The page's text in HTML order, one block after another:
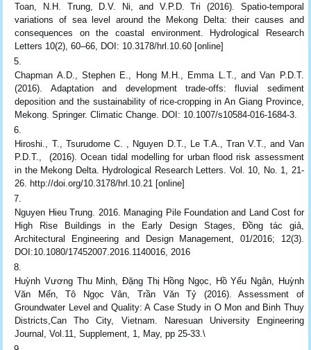
Toan, N.H. Trung, D.V. Ni, and V.P.D. Tri (2016). Spatio-temporal
variations of sea level around the Mekong Delta: their causes and
consequences on the coastal environment. Hydrological Research
Letters 10(2), 60–66, DOI: 10.3178/hrl.10.60 [online]
Chapman A.D., Stephen E., Hong M.H., Emma L.T., and Van P.D.T.
(2016). Adaptation and development trade-offs: fluvial sediment
deposition and the sustainability of rice-cropping in An Giang Province,
Mekong. Springer. Climatic Change. DOI: 10.1007/s10584-016-1684-3.
Hiroshi., T., Tsurudome C. , Nguyen D.T., Le T.A., Tran V.T., and Van
P.D.T., (2016). Ocean tidal modelling for urban flood risk assessment
in the Mekong Delta. Hydrological Research Letters. Vol. 10, No. 1, 21-
26. http://doi.org/10.3178/hrl.10.21 [online]
Nguyen Hieu Trung. 2016. Managing Pile Foundation and Land Cost for
High Rise Buildings in the Early Design Stages, Đồng tác giả,
Architectural Engineering and Design Management, 01/2016; 12(3).
DOI:10.1080/17452007.2016.1140016, 2016
Huỳnh Vương Thu Minh, Đặng Thị Hồng Ngọc, Hồ Yếu Ngân, Huỳnh
Văn Mến, Tô Ngọc Vân, Trần Văn Tỷ (2016). Assessment of
Groundwater Level and Quality: A Case Study in O Mon and Binh Thuy
Districts,Can Tho City, Vietnam. Naresuan University Engineering
Journal, Vol.11, Supplement, 1, May, pp 25-33.\